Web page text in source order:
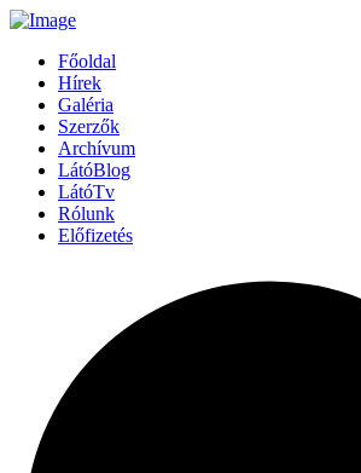
Főoldal
Hírek
Galéria
Szerzők
Archívum
LátóBlog
LátóTv
Rólunk
Előfizetés